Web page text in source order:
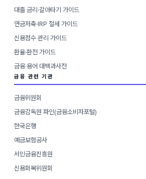
대출 금리·갈아타기 가이드
연금저축·IRP 절세 가이드
신용점수 관리 가이드
환율·환전 가이드
금융 용어 대백과사전
금융 관련 기관
금융위원회
금융감독원 파인(금융소비자포털)
한국은행
예금보험공사
서민금융진흥원
신용회복위원회